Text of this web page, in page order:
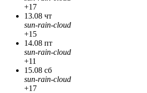
+17
13.08 чт
sun-rain-cloud
+15
14.08 пт
sun-rain-cloud
+11
15.08 сб
sun-rain-cloud
+17